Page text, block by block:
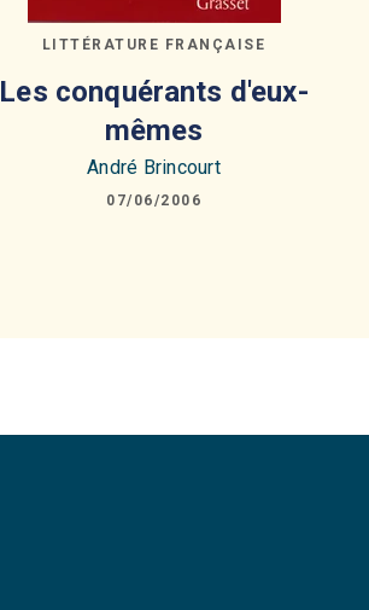
LITTÉRATURE FRANÇAISE
Les conquérants d'eux-
mêmes
André Brincourt
07/06/2006